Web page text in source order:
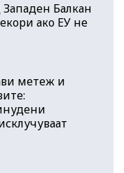
Балкан
ако ЕУ не
метеж и